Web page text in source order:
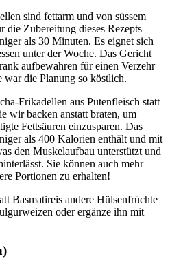
sind fettarm und von süssem
die Zubereitung dieses Rezepts
als 30 Minuten. Es eignet sich
unter der Woche. Das Gericht
aufbewahren für einen Verzehr
war die Planung so köstlich.
Frikadellen aus Putenfleisch statt
wir backen anstatt braten, um
Fettsäuren einzusparen. Das
als 400 Kalorien enthält und mit
den Muskelaufbau unterstützt und
Sie können auch mehr
Portionen zu erhalten!
Basmatireis andere Hülsenfrüchte
oder ergänze ihn mit